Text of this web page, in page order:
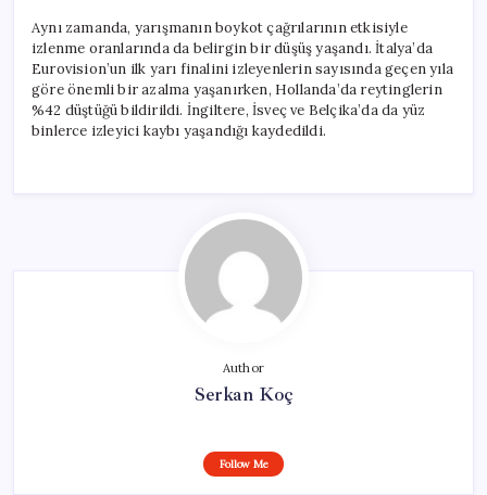
Aynı zamanda, yarışmanın boykot çağrılarının etkisiyle
izlenme oranlarında da belirgin bir düşüş yaşandı. İtalya’da
Eurovision’un ilk yarı finalini izleyenlerin sayısında geçen yıla
göre önemli bir azalma yaşanırken, Hollanda’da reytinglerin
%42 düştüğü bildirildi. İngiltere, İsveç ve Belçika’da da yüz
binlerce izleyici kaybı yaşandığı kaydedildi.
Author
Serkan Koç
Follow Me